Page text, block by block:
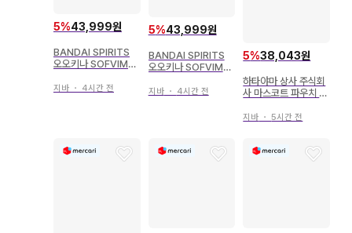
5%43,999원
BANDAI SPIRITS
오오키나 SOFVIMA
이드 ver. 마이멜로디
지바 ・ 4시간 전
5%43,999원
BANDAI SPIRITS
오오키나 SOFVIMA
이드 ver. 마이멜로디
지바・ 4시간 전
5%38,043원
하타야마 상사 주식회
사 마스코트 파우치 캐
이멜로디 브라운
지바 ・5시간 전